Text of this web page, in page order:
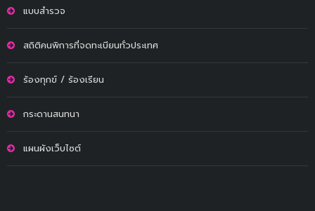
แบบสำรวจ
สถิติคนพิการที่จดทะเบียนทั่วประเทศ
ร้องทุกข์ / ร้องเรียน
กระดานสนทนา
แผนผังเว็บไซต์